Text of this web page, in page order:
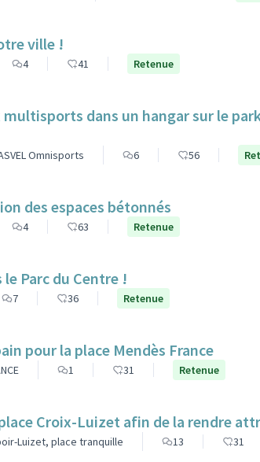
ville !
4 41 Retenue
multisports dans un hangar sur le
Omnisports 6 56
des espaces bétonnés
4 63 Retenue
Parc du Centre !
7 36 Retenue
pour la place Mendès France
1 31 Retenue
Croix-Luizet afin de la rendre
Luizet, place tranquille 13 31